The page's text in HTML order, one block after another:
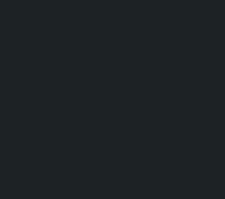
‘देशमा कहिल्यै नभएको शासकीय